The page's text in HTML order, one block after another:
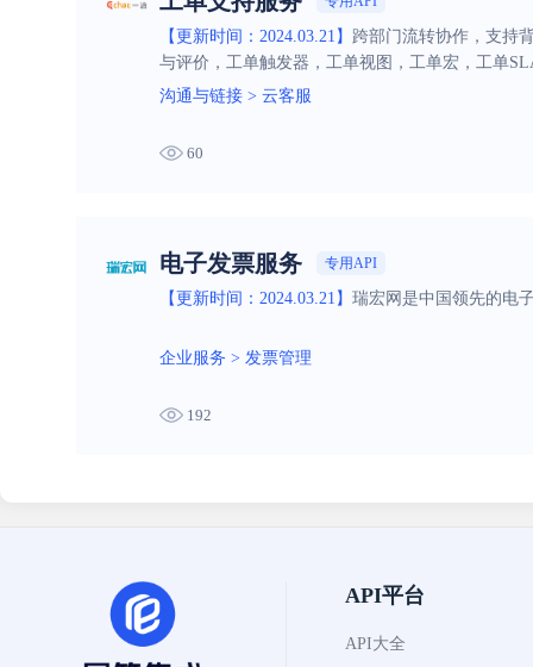
【更新时间：2024.03.21】 跨部门流转协作，支持
与评价，工单触发器，工单视图，工单宏，工单
沟通与链接 > 云客服
60
电子发票服务 专用API
【更新时间：2024.03.21】 瑞宏网是中国领先的电
企业服务 > 发票管理
192
API平台
API大全